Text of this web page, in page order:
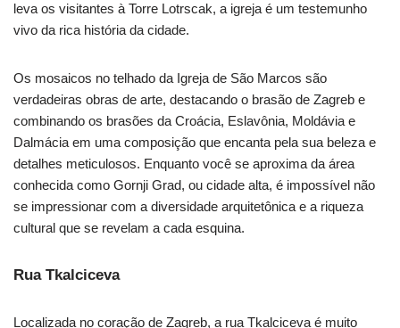
leva os visitantes à Torre Lotrscak, a igreja é um testemunho
vivo da rica história da cidade.
Os mosaicos no telhado da Igreja de São Marcos são
verdadeiras obras de arte, destacando o brasão de Zagreb e
combinando os brasões da Croácia, Eslavônia, Moldávia e
Dalmácia em uma composição que encanta pela sua beleza e
detalhes meticulosos. Enquanto você se aproxima da área
conhecida como Gornji Grad, ou cidade alta, é impossível não
se impressionar com a diversidade arquitetônica e a riqueza
cultural que se revelam a cada esquina.
Rua Tkalciceva
Localizada no coração de Zagreb, a rua Tkalciceva é muito